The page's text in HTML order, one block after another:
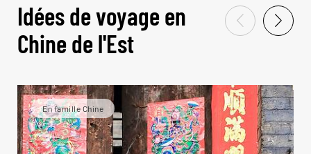
Idées de voyage en
Chine de l'Est
En famille Chine